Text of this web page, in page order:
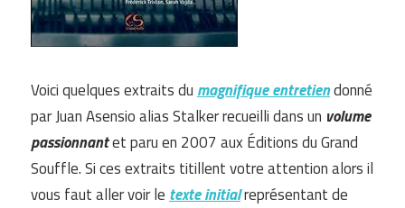
Voici quelques extraits du magnifique entretiendonné
par Juan Asensio alias Stalker recueilli dans un volume
passionnantet paru en 2007 aux Éditions du Grand
Souffle. Si ces extraits titillent votre attention alors il
vous faut aller voir le texte initialreprésentant de